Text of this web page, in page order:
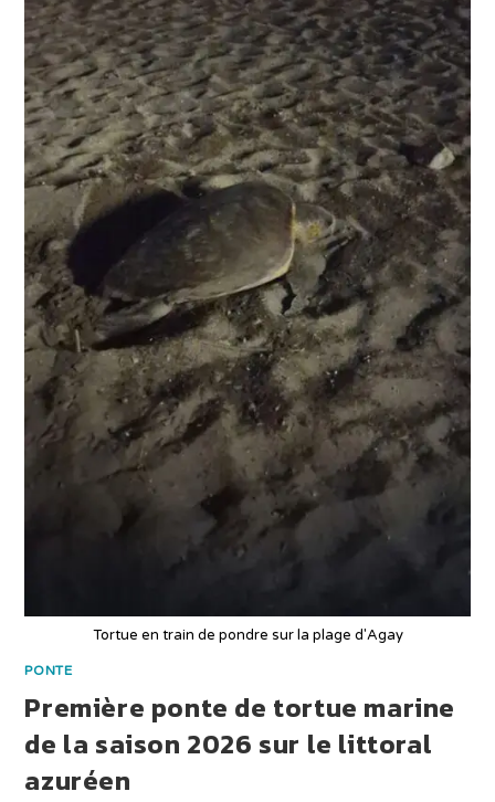
Tortue en train de pondre sur la plage d'Agay
PONTE
Première ponte de tortue marine
de la saison 2026 sur le littoral
azuréen